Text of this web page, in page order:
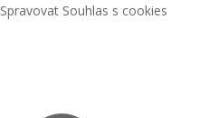
Spravovat Souhlas s cookies